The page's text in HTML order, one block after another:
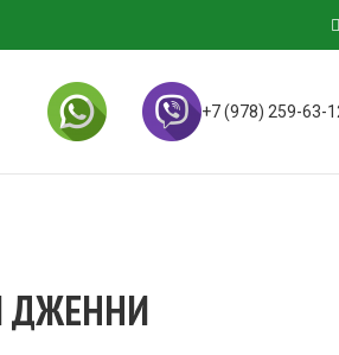
+7 (978) 259-63-
ДЖЕННИ